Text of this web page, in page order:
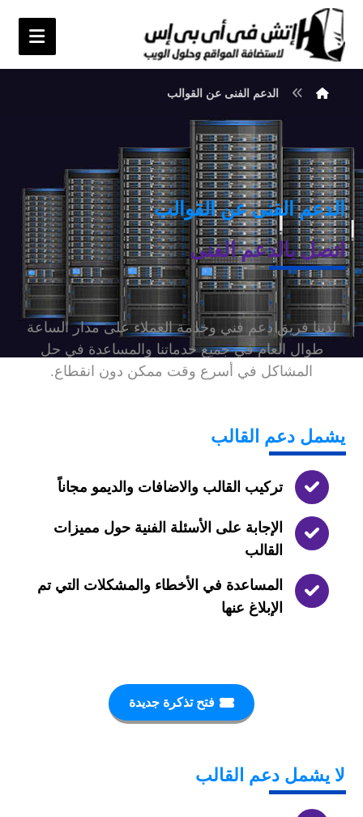
الدعم الفنى عن القوالب
الدعم الفنى عن القوالب
اتصل بالدعم الفنى
لدينا فريق دعم فني وخدمة العملاء على مدار الساعة
طوال العام في جميع خدماتنا والمساعدة في حل
المشاكل في أسرع وقت ممكن دون انقطاع.
يشملدعم القالب
تركيب القالب والاضافات والديمو مجاناً
الإجابة على الأسئلة الفنية حول مميزات
القالب
المساعدة في الأخطاء والمشكلات التي تم
الإبلاغ عنها
فتح تذكرة جديدة
لا يشملدعم القالب